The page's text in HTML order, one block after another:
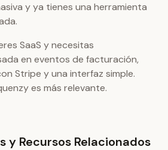
y ya tienes una herramienta
SaaS y necesitas
en eventos de facturación,
Stripe y una interfaz simple.
es más relevante.
y Recursos Relacionados